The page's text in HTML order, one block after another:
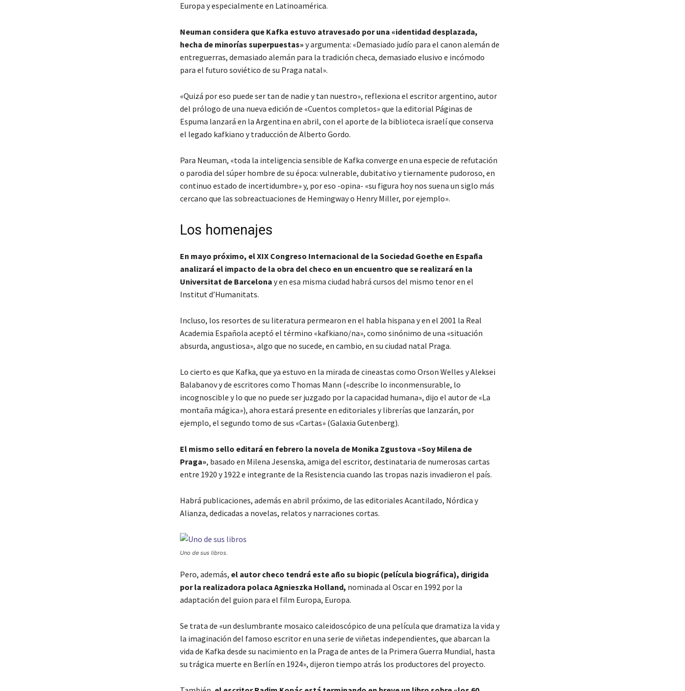
Europa y especialmente en Latinoamérica.
Neuman considera que Kafka estuvo atravesado por una «identidad desplazada,
hecha de minorías superpuestas» y argumenta: «Demasiado judío para el canon alemán de
entreguerras, demasiado alemán para la tradición checa, demasiado elusivo e incómodo
para el futuro soviético de su Praga natal».
«Quizá por eso puede ser tan de nadie y tan nuestro», reflexiona el escritor argentino, autor
del prólogo de una nueva edición de «Cuentos completos» que la editorial Páginas de
Espuma lanzará en la Argentina en abril, con el aporte de la biblioteca israelí que conserva
el legado kafkiano y traducción de Alberto Gordo.
Para Neuman, «toda la inteligencia sensible de Kafka converge en una especie de refutación
o parodia del súper hombre de su época: vulnerable, dubitativo y tiernamente pudoroso, en
continuo estado de incertidumbre» y, por eso -opina- «su figura hoy nos suena un siglo más
cercano que las sobreactuaciones de Hemingway o Henry Miller, por ejemplo».
Los homenajes
En mayo próximo, el XIX Congreso Internacional de la Sociedad Goethe en España
analizará el impacto de la obra del checo en un encuentro que se realizará en la
Universitat de Barcelona y en esa misma ciudad habrá cursos del mismo tenor en el
Institut d’Humanitats.
Incluso, los resortes de su literatura permearon en el habla hispana y en el 2001 la Real
Academia Española aceptó el término «kafkiano/na», como sinónimo de una «situación
absurda, angustiosa», algo que no sucede, en cambio, en su ciudad natal Praga.
Lo cierto es que Kafka, que ya estuvo en la mirada de cineastas como Orson Welles y Aleksei
Balabanov y de escritores como Thomas Mann («describe lo inconmensurable, lo
incognoscible y lo que no puede ser juzgado por la capacidad humana», dijo el autor de «La
montaña mágica»), ahora estará presente en editoriales y librerías que lanzarán, por
ejemplo, el segundo tomo de sus «Cartas» (Galaxia Gutenberg).
El mismo sello editará en febrero la novela de Monika Zgustova «Soy Milena de
Praga», basado en Milena Jesenska, amiga del escritor, destinataria de numerosas cartas
entre 1920 y 1922 e integrante de la Resistencia cuando las tropas nazis invadieron el país.
Habrá publicaciones, además en abril próximo, de las editoriales Acantilado, Nórdica y
Alianza, dedicadas a novelas, relatos y narraciones cortas.
Uno de sus libros.
Pero, además, el autor checo tendrá este año su biopic (película biográfica), dirigida
por la realizadora polaca Agnieszka Holland, nominada al Oscar en 1992 por la
adaptación del guion para el film Europa, Europa.
Se trata de «un deslumbrante mosaico caleidoscópico de una película que dramatiza la vida y
la imaginación del famoso escritor en una serie de viñetas independientes, que abarcan la
vida de Kafka desde su nacimiento en la Praga de antes de la Primera Guerra Mundial, hasta
su trágica muerte en Berlín en 1924», dijeron tiempo atrás los productores del proyecto.